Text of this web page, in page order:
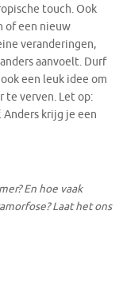
touch. Ook
of een nieuw
veranderingen,
aanvoelt. Durf
een leuk idee om
te verven. Let op:
krijg je een
En hoe vaak
Laat het ons